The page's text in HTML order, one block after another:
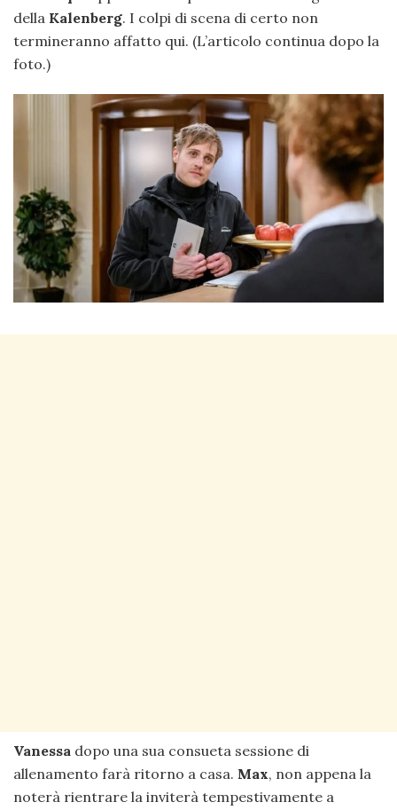
della Kalenberg. I colpi di scena di certo non
termineranno affatto qui. (L’articolo continua dopo la
foto.)
Vanessa dopo una sua consueta sessione di
allenamento farà ritorno a casa. Max, non appena la
noterà rientrare la inviterà tempestivamente a